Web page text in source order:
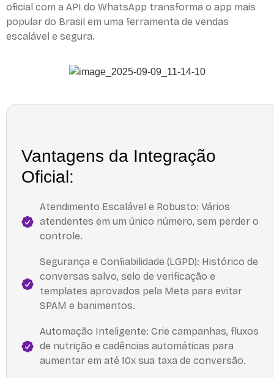
oficial com a API do WhatsApp transforma o app mais
popular do Brasil em uma ferramenta de vendas
escalável e segura.
Vantagens da Integração
Oficial:
Atendimento Escalável e Robusto: Vários
atendentes em um único número, sem perder o
controle.
Segurança e Confiabilidade (LGPD): Histórico de
conversas salvo, selo de verificação e
templates aprovados pela Meta para evitar
SPAM e banimentos.
Automação Inteligente: Crie campanhas, fluxos
de nutrição e cadências automáticas para
aumentar em até 10x sua taxa de conversão.